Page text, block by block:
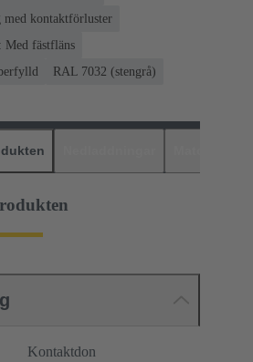
med kontaktförluster
Med fästfläns
RAL 7032 (stengrå)
Kontaktdon